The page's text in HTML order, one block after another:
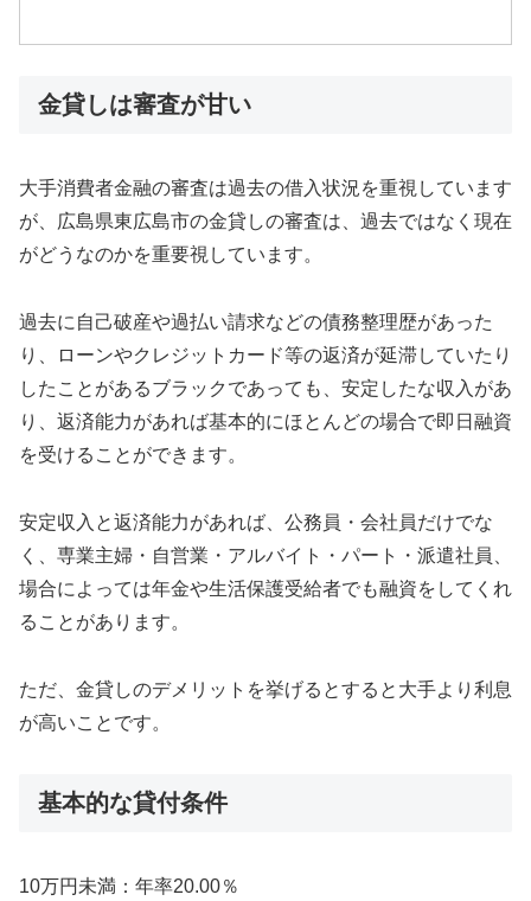
金貸しは審査が甘い
大手消費者金融の審査は過去の借入状況を重視しています
が、広島県東広島市の金貸しの審査は、過去ではなく現在
がどうなのかを重要視しています。
過去に自己破産や過払い請求などの債務整理歴があった
り、ローンやクレジットカード等の返済が延滞していたり
したことがあるブラックであっても、安定したな収入があ
り、返済能力があれば基本的にほとんどの場合で即日融資
を受けることができます。
安定収入と返済能力があれば、公務員・会社員だけでな
く、専業主婦・自営業・アルバイト・パート・派遣社員、
場合によっては年金や生活保護受給者でも融資をしてくれ
ることがあります。
ただ、金貸しのデメリットを挙げるとすると大手より利息
が高いことです。
基本的な貸付条件
10万円未満：年率20.00％